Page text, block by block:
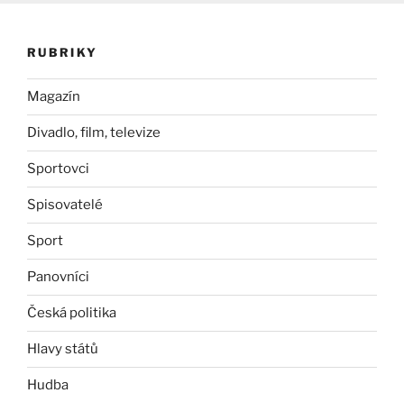
RUBRIKY
Magazín
Divadlo, film, televize
Sportovci
Spisovatelé
Sport
Panovníci
Česká politika
Hlavy států
Hudba